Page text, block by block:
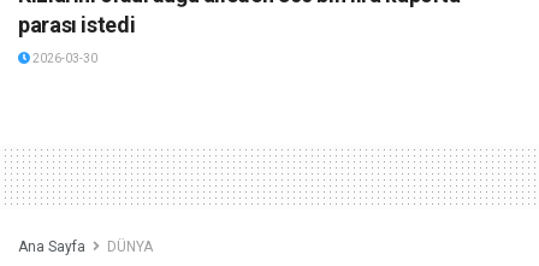
parası istedi
2026-03-30
Ana Sayfa DÜNYA